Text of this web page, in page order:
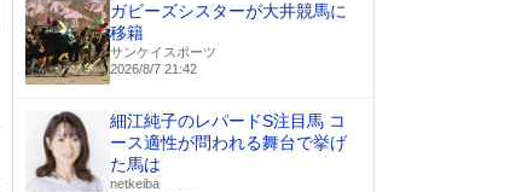
ガビーズシスターが大井競馬に
移籍
サンケイスポーツ
2026/8/7 21:42
細江純子のレパードS注目馬 コ
ース適性が問われる舞台で挙げ
た馬は
netkeiba